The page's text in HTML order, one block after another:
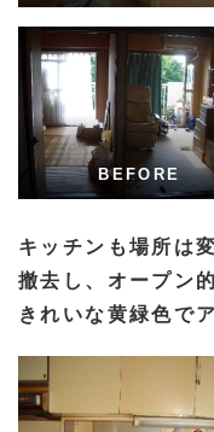
BEFORE
キッチンも場所は
撤去し、オープン
きれいな黄緑色で